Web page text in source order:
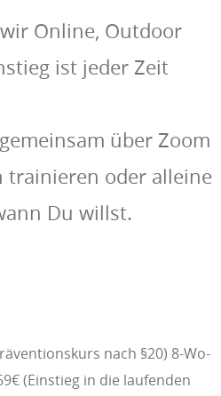
Online, Outdoor
ist jeder Zeit
über Zoom
trainieren oder alleine
Du willst.
nach §20) 8-Wo-
(Einstieg in die laufenden